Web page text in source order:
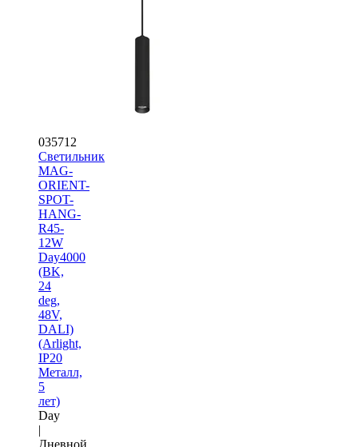
035712
Светильник
MAG-
ORIENT-
SPOT-
HANG-
R45-
12W
Day4000
(BK,
24
deg,
48V,
DALI)
(Arlight,
IP20
Металл,
5
лет)
Day
|
Дневной